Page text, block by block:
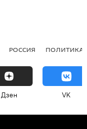
РОССИЯ ПОЛИТИКА
Дзен VK